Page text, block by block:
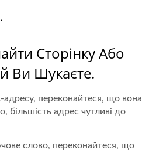
Сторінку Або
Ви Шукаєте.
переконайтеся, що вона
більшість адрес чутливі до
слово, переконайтеся, що